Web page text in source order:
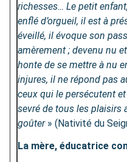
richesses… Le petit
enflé d’orgueil, il est à
éveillé, il évoque son
amèrement ; devenu nu
honte de se mettre à nu
injures, il ne répond pas
ceux qui le persécutent
sevré de tous les plaisirs
goûter » (Nativité du
La mère, éducatrice